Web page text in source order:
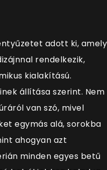
adott ki, amely
rendelkezik,
kialakítású.
állítása szerint. Nem
van szó, mivel
egymás alá, sorokba
ahogyan azt
minden egyes betű